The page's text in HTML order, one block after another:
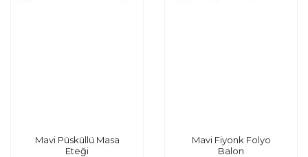
Mavi Püsküllü Masa
Eteği
Mavi Fiyonk Folyo
Balon